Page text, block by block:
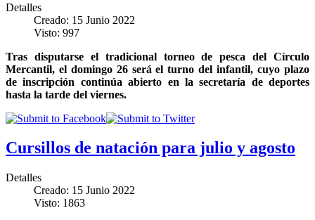
Detalles
Creado: 15 Junio 2022
Visto: 997
Tras disputarse el tradicional torneo de pesca del Círculo
Mercantil, el domingo 26 será el turno del infantil, cuyo plazo
de inscripción continúa abierto en la secretaría de deportes
hasta la tarde del viernes.
Cursillos de natación para julio y agosto
Detalles
Creado: 15 Junio 2022
Visto: 1863